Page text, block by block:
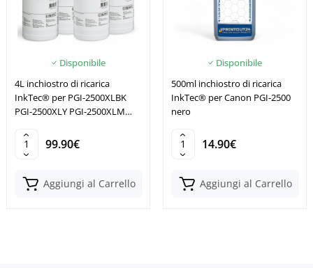
Disponibile
4L inchiostro di ricarica
InkTec® per PGI-2500XLBK
PGI-2500XLY PGI-2500XLM
99.90€
Aggiungi al Carrello
Disponibile
500ml inchiostro di ricarica
InkTec® per Canon PGI-2500
nero
14.90€
Aggiungi al Carrello